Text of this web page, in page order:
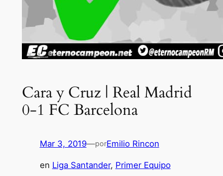
Cara y Cruz | Real Madrid
0-1 FC Barcelona
Mar 3, 2019—porEmilio Rincon
en Liga Santander, Primer Equipo